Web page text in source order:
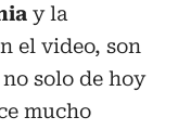
y la
el video, son
solo de hoy
mucho